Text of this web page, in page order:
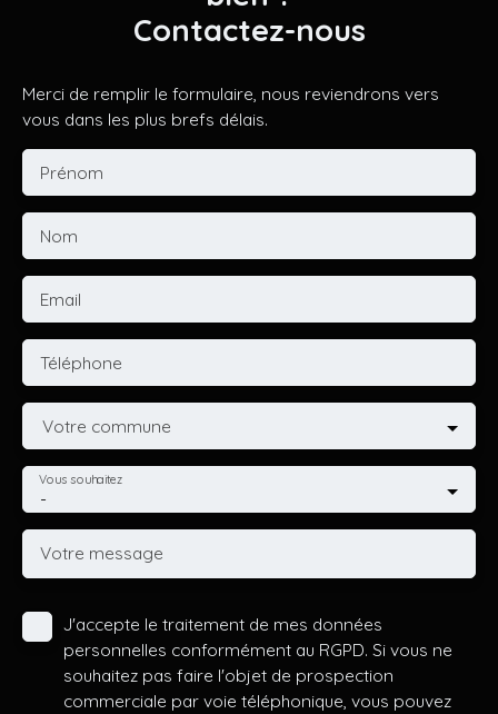
Contactez-nous
Merci de remplir le formulaire, nous reviendrons vers
vous dans les plus brefs délais.
Prénom
Nom
Email
Téléphone
Votre commune
-
Vous souhaitez
Votre message
J'accepte le traitement de mes données
personnelles conformément au RGPD. Si vous ne
souhaitez pas faire l'objet de prospection
commerciale par voie téléphonique, vous pouvez